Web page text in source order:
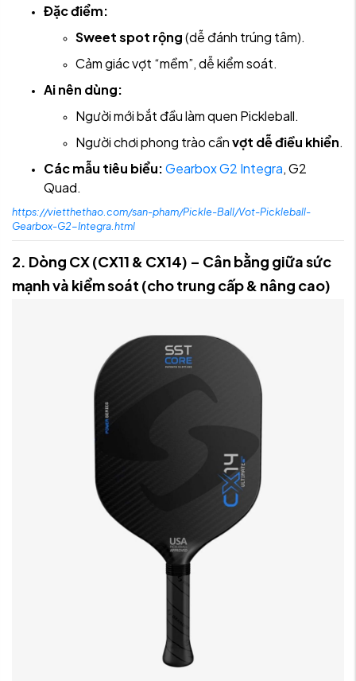
Đặc điểm:
Sweet spot rộng(dễ đánh trúng tâm).
Cảm giác vợt “mềm”, dễ kiểm soát.
Ai nên dùng:
Người mới bắt đầu làm quen Pickleball.
Người chơi phong trào cầnvợt dễ điều khiển.
Các mẫu tiêu biểu:Gearbox G2 Integra, G2
Quad.
https://vietthethao.com/san-pham/Pickle-Ball/Vot-Pickleball-
Gearbox-G2-Integra.html​
2. Dòng CX (CX11 & CX14) – Cân bằng giữa sức
mạnh và kiểm soát (cho trung cấp & nâng cao)